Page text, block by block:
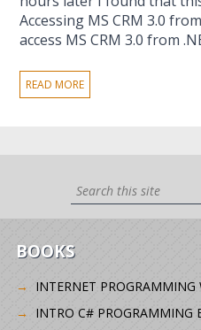
Accessing MS CRM 3.0
access MS CRM 3.0 from
READ MORE
BOOKS
INTERNET PROGRAMMING
INTRO C# PROGRAMMING